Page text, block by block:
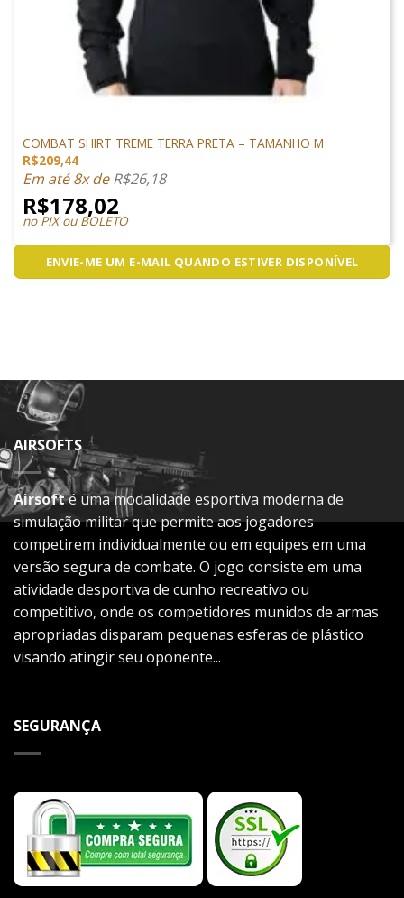
COMBAT SHIRT TREME TERRA PRETA – TAMANHO M
R$209,44
Em até 8x deR$26,18
R$178,02
no PIX ou BOLETO
ENVIE-ME UM E-MAIL QUANDO ESTIVER DISPONÍVEL
AIRSOFTS
Airsofté uma modalidade esportiva moderna de
simulação militar que permite aos jogadores
competirem individualmente ou em equipes em uma
versão segura de combate. O jogo consiste em uma
atividade desportiva de cunho recreativo ou
competitivo, onde os competidores munidos de armas
apropriadas disparam pequenas esferas de plástico
visando atingir seu oponente...
SEGURANÇA